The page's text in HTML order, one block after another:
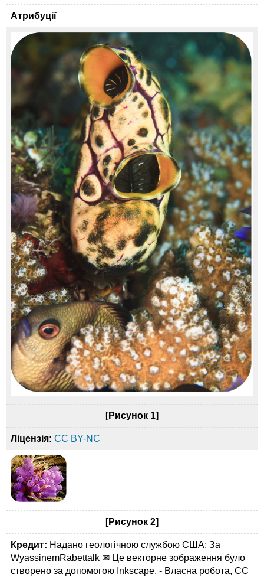
Атрибуції
[Рисунок 1]
Ліцензія: CC BY-NC
[Рисунок 2]
Кредит: Надано геологічною службою США; За
WyassinemRabettalk ✉ Це векторне зображення було
створено за допомогою Inkscape. - Власна робота, CC